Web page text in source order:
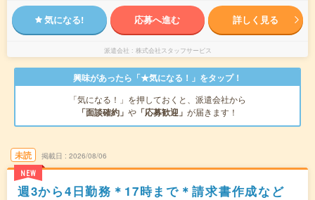
気になる! 応募へ進む 詳しく見る
派遣会社 株式会社スタッフサービス
興味があったら「★気になる！」をタップ！
「気になる！」を押しておくと、派遣会社から
「面談確約」 や 「応募歓迎」 が届きます！
未読
NEW
掲載日 2026/08/06
週3から4日勤務＊17時まで＊請求書作成など